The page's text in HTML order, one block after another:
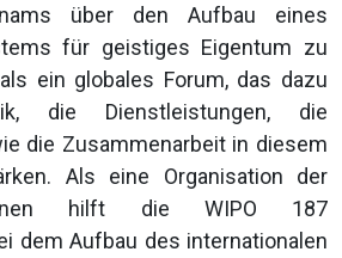
über den Aufbau eines
für geistiges Eigentum zu
ein globales Forum, das dazu
die Dienstleistungen, die
die Zusammenarbeit in diesem
Als eine Organisation der
hilft die WIPO 187
dem Aufbau des internationalen